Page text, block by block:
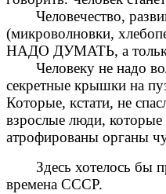
Человечество,
(микроволновки,
НАДО ДУМАТЬ, а
Человеку не надо
секретные крышки на
Которые, кстати, не
взрослые люди, которые
атрофированы органы
Здесь хотелось бы
времена СССР.